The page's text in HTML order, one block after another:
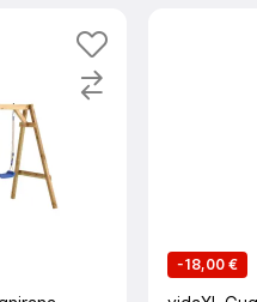
-18,00 €